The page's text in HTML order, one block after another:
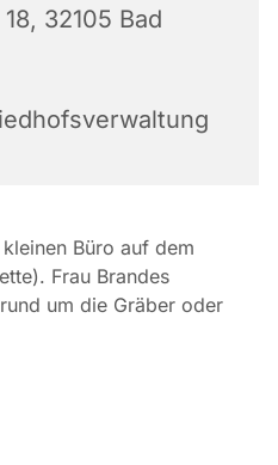
32105 Bad
Büro auf dem
Frau Brandes
um die Gräber oder